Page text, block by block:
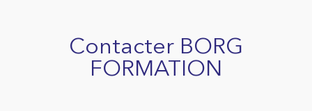
Contacter BORG
FORMATION